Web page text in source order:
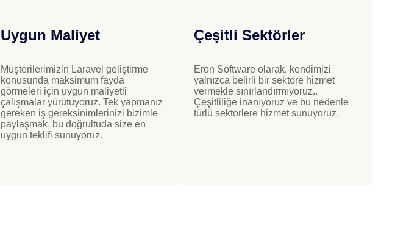
Uygun Maliyet
Müşterilerimizin Laravel geliştirme
konusunda maksimum fayda
görmeleri için uygun maliyetli
çalışmalar yürütüyoruz. Tek yapmanız
gereken iş gereksinimlerinizi bizimle
paylaşmak, bu doğrultuda size en
uygun teklifi sunuyoruz.
Çeşitli Sektörler
Eron Software olarak, kendimizi
yalnızca belirli bir sektöre hizmet
vermekle sınırlandırmıyoruz..
Çeşitliliğe inanıyoruz ve bu nedenle
türlü sektörlere hizmet sunuyoruz.